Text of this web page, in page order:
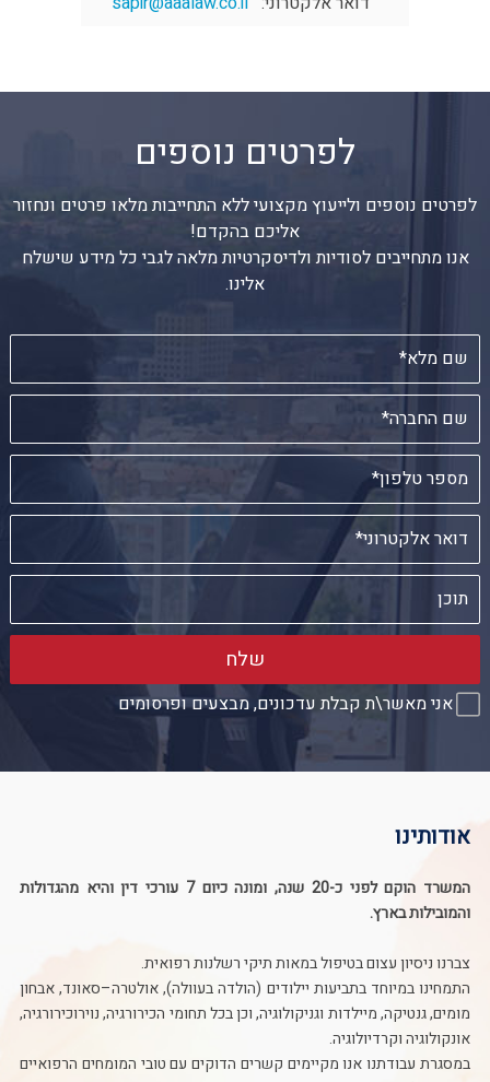
לפרטים נוספים
לפרטים נוספים ולייעוץ מקצועי ללא התחייבות מלאו פרטים ונחזור
אליכם בהקדם!
אנו מתחייבים לסודיות ולדיסקרטיות מלאה לגבי כל מידע שישלח
אלינו.
שלח
אני מאשר\ת קבלת עדכונים, מבצעים ופרסומים
אודותינו
המשרד הוקם לפני כ-20 שנה, ומונה כיום 7 עורכי דין והיא מהגדולות
והמובילות בארץ.
צברנו ניסיון עצום בטיפול במאות תיקי רשלנות רפואית.
התמחינו במיוחד בתביעות יילודים (הולדה בעוולה), אולטרה–סאונד, אבחון
מומים, גנטיקה, מיילדות וגניקולוגיה, וכן בכל תחומי הכירורגיה, נוירוכירורגיה,
אונקולוגיה וקרדיולוגיה.
במסגרת עבודתנו אנו מקיימים קשרים הדוקים עם טובי המומחים הרפואיים